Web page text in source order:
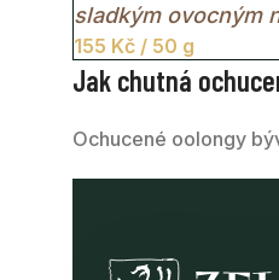
sladkým ovocným
155 Kč / 50 g
Jak chutná
Ochucené oolongy